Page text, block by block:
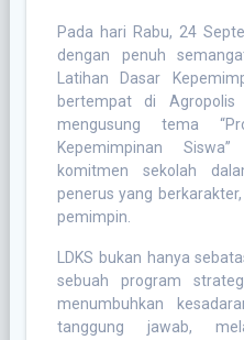
Pada hari Rabu, 24
dengan penuh
Latihan Dasar
bertempat di Agropolis
mengusung tema
Kepemimpinan
komitmen sekolah
penerus yang
pemimpin.
LDKS bukan hanya
sebuah program
menumbuhkan
tanggung jawab,